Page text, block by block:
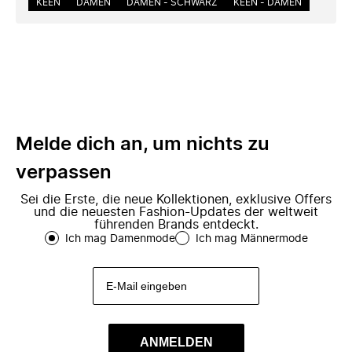
KEEN DAMEN DAMEN - SCHWARZ KEEN - DAMEN
Melde dich an, um nichts zu
verpassen
Sei die Erste, die neue Kollektionen, exklusive Offers
und die neuesten Fashion-Updates der weltweit
führenden Brands entdeckt.
Ich mag Damenmode Ich mag Männermode
ANMELDEN